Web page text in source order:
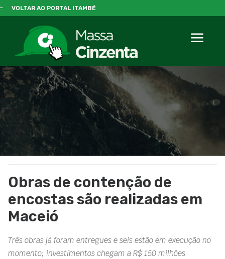
VOLTAR AO PORTAL ITAMBÉ
Obras de contenção de
encostas são realizadas em
Maceió
Três obras já foram entregues e seis estão em execução no
momento; investimentos chegam a R$ 150 milhões